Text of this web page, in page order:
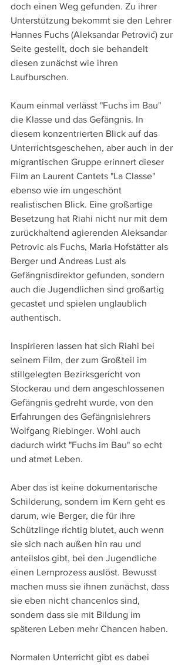
doch einen Weg gefunden. Zu ihrer
Unterstützung bekommt sie den Lehrer
Hannes Fuchs (Aleksandar Petrović) zur
Seite gestellt, doch sie behandelt
diesen zunächst wie ihren
Laufburschen.
Kaum einmal verlässt "Fuchs im Bau"
die Klasse und das Gefängnis. In
diesem konzentrierten Blick auf das
Unterrichtsgeschehen, aber auch in der
migrantischen Gruppe erinnert dieser
Film an Laurent Cantets "La Classe"
ebenso wie im ungeschönt
realistischen Blick. Eine großartige
Besetzung hat Riahi nicht nur mit dem
zurückhaltend agierenden Aleksandar
Petrovic als Fuchs, Maria Hofstätter als
Berger und Andreas Lust als
Gefängnisdirektor gefunden, sondern
auch die Jugendlichen sind großartig
gecastet und spielen unglaublich
authentisch.
Inspirieren lassen hat sich Riahi bei
seinem Film, der zum Großteil im
stillgelegten Bezirksgericht von
Stockerau und dem angeschlossenen
Gefängnis gedreht wurde, von den
Erfahrungen des Gefängnislehrers
Wolfgang Riebinger. Wohl auch
dadurch wirkt "Fuchs im Bau" so echt
und atmet Leben.
Aber das ist keine dokumentarische
Schilderung, sondern im Kern geht es
darum, wie Berger, die für ihre
Schützlinge richtig blutet, auch wenn
sie sich nach außen hin rau und
anteilslos gibt, bei den Jugendliche
einen Lernprozess auslöst. Bewusst
machen muss sie ihnen zunächst, dass
sie eben nicht chancenlos sind,
sondern dass sie mit Bildung im
späteren Leben mehr Chancen haben.
Normalen Unterricht gibt es dabei